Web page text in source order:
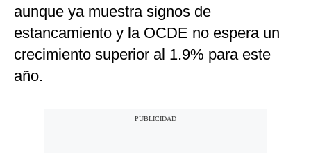
aunque ya muestra signos de
estancamiento y la OCDE no espera un
crecimiento superior al 1.9% para este
año.